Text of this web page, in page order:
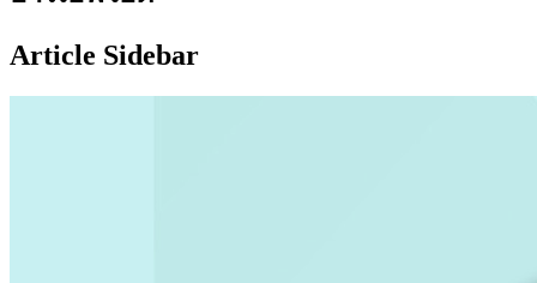
Article Sidebar